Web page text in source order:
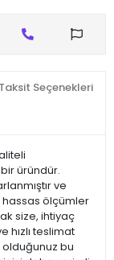
Taksit Seçenekleri
üründür.
ve
hassas ölçümler
size, ihtiyaç
hızlı teslimat
bu